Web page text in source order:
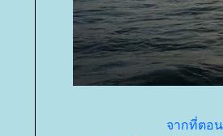
จากที่ตอน